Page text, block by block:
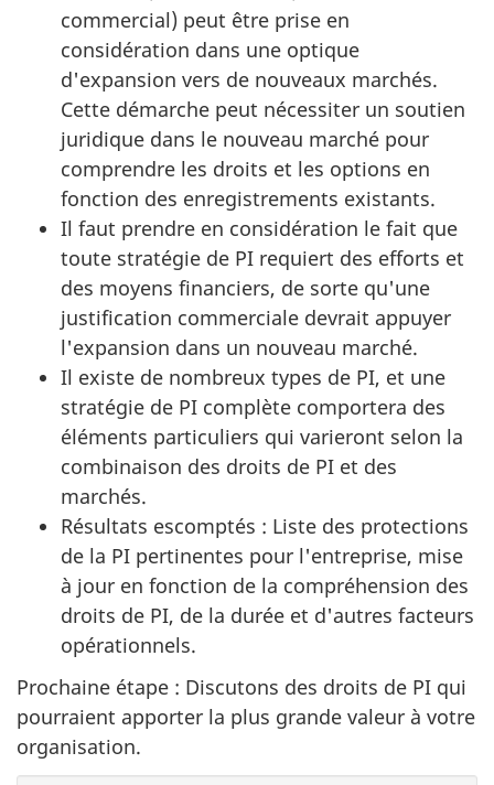
commercial) peut être prise en
considération dans une optique
d'expansion vers de nouveaux marchés.
Cette démarche peut nécessiter un soutien
juridique dans le nouveau marché pour
comprendre les droits et les options en
fonction des enregistrements existants.
Il faut prendre en considération le fait que
toute stratégie de PI requiert des efforts et
des moyens financiers, de sorte qu'une
justification commerciale devrait appuyer
l'expansion dans un nouveau marché.
Il existe de nombreux types de PI, et une
stratégie de PI complète comportera des
éléments particuliers qui varieront selon la
combinaison des droits de PI et des
marchés.
Résultats escomptés : Liste des protections
de la PI pertinentes pour l'entreprise, mise
à jour en fonction de la compréhension des
droits de PI, de la durée et d'autres facteurs
opérationnels.
Prochaine étape : Discutons des droits de PI qui
pourraient apporter la plus grande valeur à votre
organisation.